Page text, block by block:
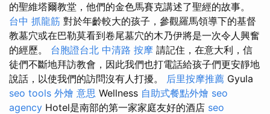
的聖維塔爾教堂，他們的金色馬賽克講述了聖經的故事。
台中 抓龍筋 對於年齡較大的孩子，參觀羅馬領導下的基督
教墓穴或在巴勒莫看到卷尾墓穴的木乃伊將是一次令人興奮
的經歷。 台胞證台北 中清路 按摩 請記住，在意大利，信
徒們不斷地拜訪教會，因此我們也打電話給孩子們更安靜地
說話，以使我們的訪問沒有人打擾。 后里按摩推薦 Gyula
seo tools 外燴 意思 Wellness 自助式餐點外燴 seo
agency Hotel是南部的第一家家庭友好的酒店 seo